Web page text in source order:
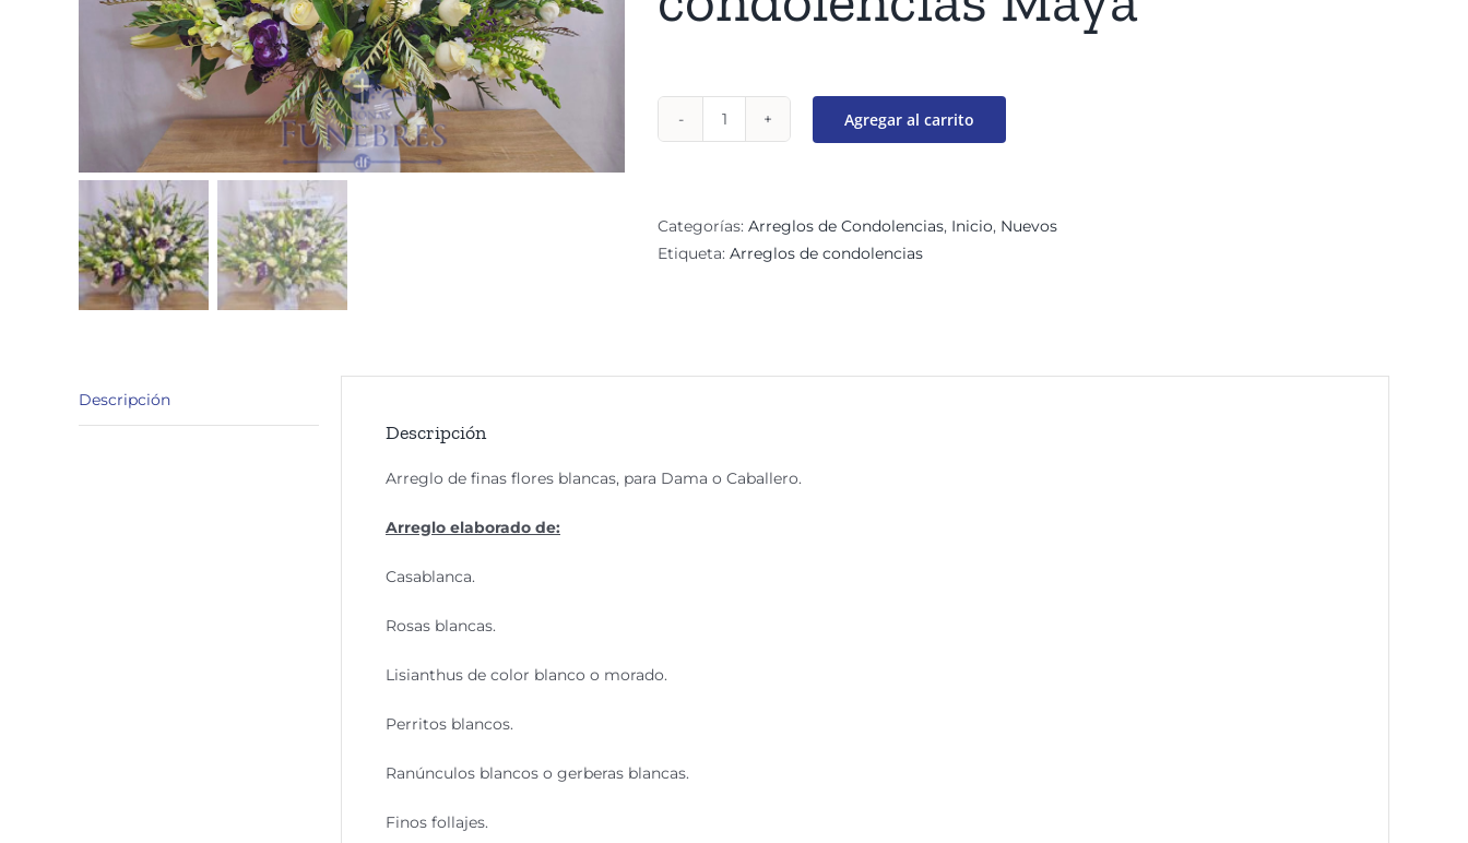
Elegante
cantidad
Agregar al carrito
Categorías: Arreglos de Condolencias, Inicio, Nuevos
Etiqueta: Arreglos de condolencias
Descripción
Descripción
Arreglo de finas flores blancas, para Dama o Caballero.
Arreglo elaborado de:
Casablanca.
Rosas blancas.
Lisianthus de color blanco o morado.
Perritos blancos.
Ranúnculos blancos o gerberas blancas.
Finos follajes.